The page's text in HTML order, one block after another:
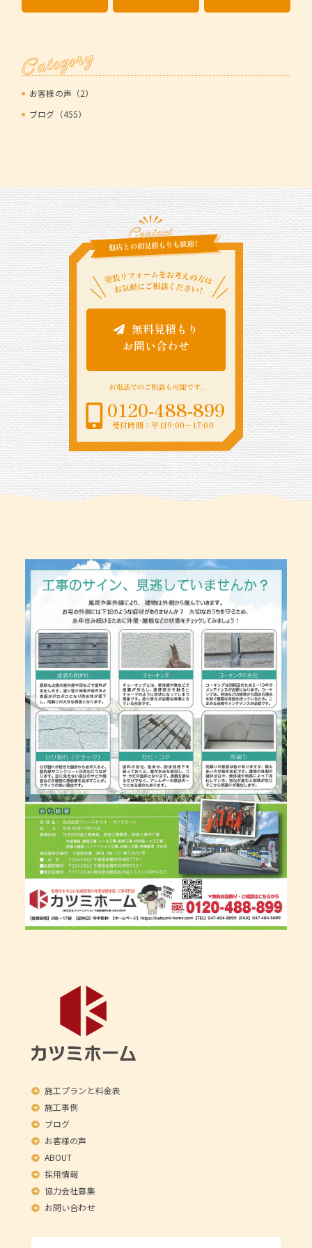
Category
お客様の声（2）
ブログ（455）
無料見積もり
お問い合わせ
0120-488-899
受付時間：平日9:00〜17:00
施工プランと料金表
施工事例
ブログ
お客様の声
ABOUT
採用情報
協力会社募集
お問い合わせ